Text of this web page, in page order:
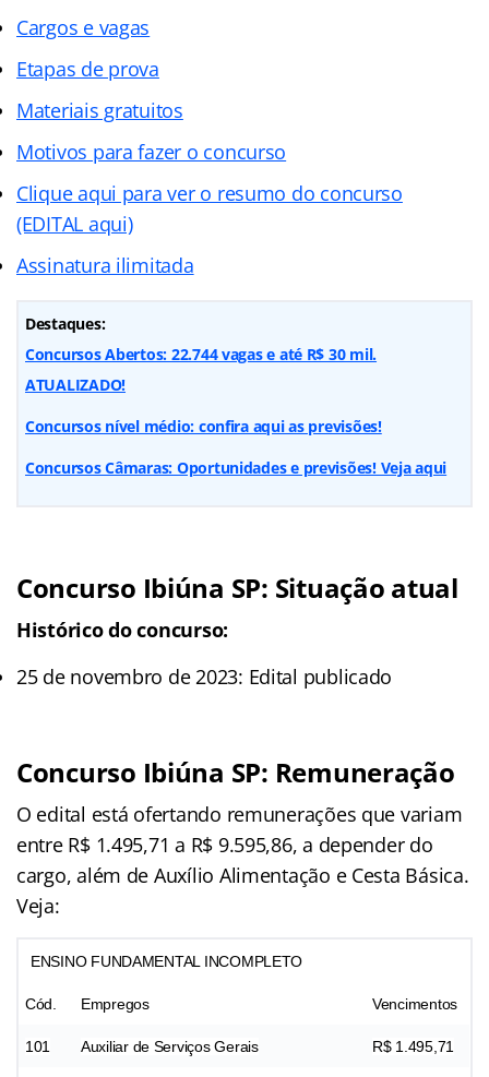
Cargos e vagas
Etapas de prova
Materiais gratuitos
Motivos para fazer o concurso
Clique aqui para ver o resumo do concurso
(EDITAL aqui)
Assinatura ilimitada
Destaques:
Concursos Abertos: 22.744 vagas e até R$ 30 mil.
ATUALIZADO!
Concursos nível médio: confira aqui as previsões!
Concursos Câmaras: Oportunidades e previsões! Veja aqui
Concurso Ibiúna SP: Situação atual
Histórico do concurso:
25 de novembro de 2023: Edital publicado
Concurso Ibiúna SP: Remuneração
O edital está ofertando remunerações que variam
entre R$ 1.495,71 a R$ 9.595,86, a depender do
cargo, além de Auxílio Alimentação e Cesta Básica.
Veja:
ENSINO FUNDAMENTAL INCOMPLETO
Cód. Empregos Vencimentos
101 Auxiliar de Serviços Gerais R$ 1.495,71